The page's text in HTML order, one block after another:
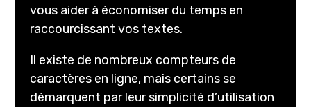
vous aider à économiser du temps en
raccourcissant vos textes.
Il existe de nombreux compteurs de
caractères en ligne, mais certains se
démarquent par leur simplicité d’utilisation